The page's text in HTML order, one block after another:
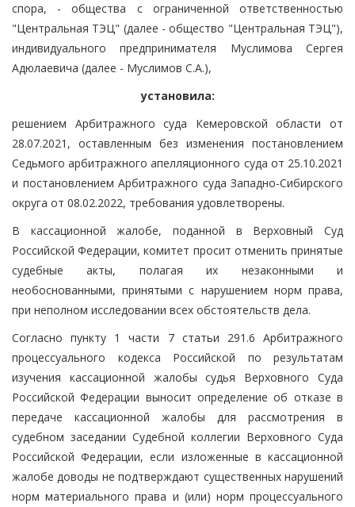
спора, - общества с ограниченной ответственностью
"Центральная ТЭЦ" (далее - общество "Центральная ТЭЦ"),
индивидуального предпринимателя Муслимова Сергея
Адюлаевича (далее - Муслимов С.А.),
установила:
решением Арбитражного суда Кемеровской области от
28.07.2021, оставленным без изменения постановлением
Седьмого арбитражного апелляционного суда от 25.10.2021
и постановлением Арбитражного суда Западно-Сибирского
округа от 08.02.2022, требования удовлетворены.
В кассационной жалобе, поданной в Верховный Суд
Российской Федерации, комитет просит отменить принятые
судебные акты, полагая их незаконными и
необоснованными, принятыми с нарушением норм права,
при неполном исследовании всех обстоятельств дела.
Согласно пункту 1 части 7 статьи 291.6 Арбитражного
процессуального кодекса Российской по результатам
изучения кассационной жалобы судья Верховного Суда
Российской Федерации выносит определение об отказе в
передаче кассационной жалобы для рассмотрения в
судебном заседании Судебной коллегии Верховного Суда
Российской Федерации, если изложенные в кассационной
жалобе доводы не подтверждают существенных нарушений
норм материального права и (или) норм процессуального